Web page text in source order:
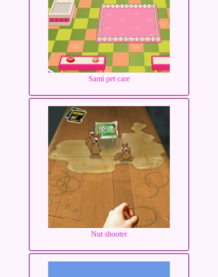
Sami pet care
Nut shooter